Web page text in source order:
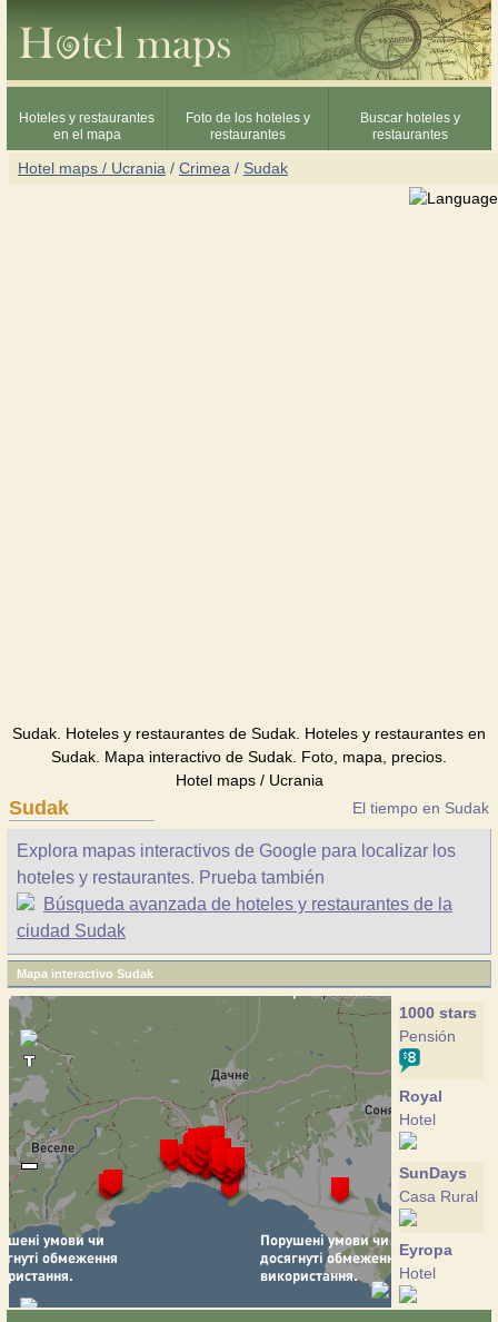
Hoteles y restaurantes
en el mapa
Foto de los hoteles y
restaurantes
Buscar hoteles y
restaurantes
Hotel maps / Ucrania / Crimea / Sudak
Sudak. Hoteles y restaurantes de Sudak. Hoteles y restaurantes en
Sudak. Mapa interactivo de Sudak. Foto, mapa, precios.
Hotel maps / Ucrania
Sudak El tiempo en Sudak
Explora mapas interactivos de Google para localizar los
hoteles y restaurantes. Prueba también
Búsqueda avanzada de hoteles y restaurantes de la
ciudad Sudak
Mapa interactivo Sudak
1000 stars
Pensión
Royal
Hotel
SunDays
Casa Rural
Eyropa
Hotel